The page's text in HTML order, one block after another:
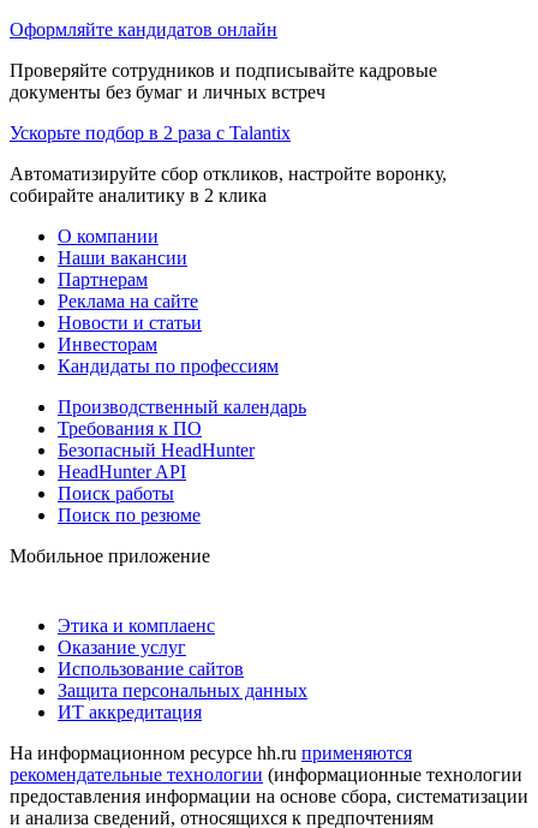
Оформляйте кандидатов онлайн
Проверяйте сотрудников и подписывайте кадровые
документы без бумаг и личных встреч
Ускорьте подбор в 2 раза с Talantix
Автоматизируйте сбор откликов, настройте воронку,
собирайте аналитику в 2 клика
О компании
Наши вакансии
Партнерам
Реклама на сайте
Новости и статьи
Инвесторам
Кандидаты по профессиям
Производственный календарь
Требования к ПО
Безопасный HeadHunter
HeadHunter API
Поиск работы
Поиск по резюме
Мобильное приложение
Этика и комплаенс
Оказание услуг
Использование сайтов
Защита персональных данных
ИТ аккредитация
На информационном ресурсе hh.ru применяются
рекомендательные технологии (информационные технологии
предоставления информации на основе сбора, систематизации
и анализа сведений, относящихся к предпочтениям